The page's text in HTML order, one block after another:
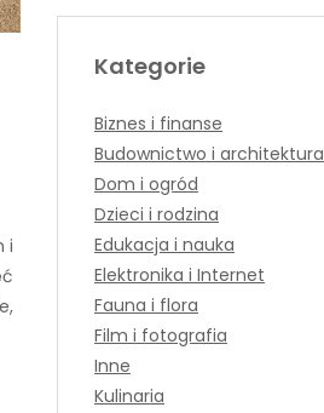
i
Kategorie
Biznes i finanse
Budownictwo i architektura
Dom i ogród
Dzieci i rodzina
Edukacja i nauka
Elektronika i Internet
Fauna i flora
Film i fotografia
Inne
Kulinaria